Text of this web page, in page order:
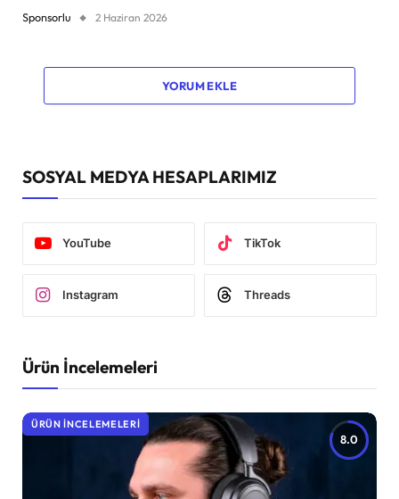
Sponsorlu 2 Haziran 2026
YORUM EKLE
SOSYAL MEDYA HESAPLARIMIZ
YouTube TikTok
Instagram Threads
Ürün İncelemeleri
8.0
ÜRÜN İNCELEMELERI